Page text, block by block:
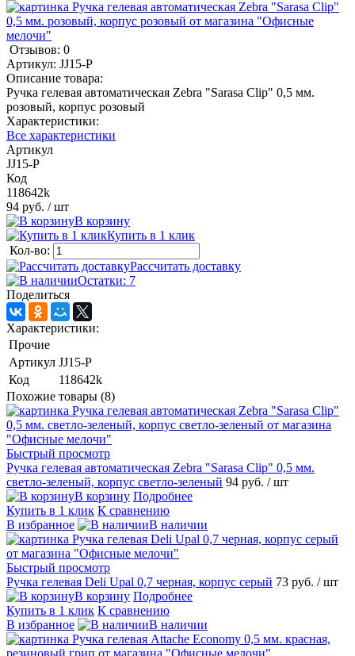
Отзывов: 0
Артикул: JJ15-P
Описание товара:
Ручка гелевая автоматическая Zebra "Sarasa Clip" 0,5 мм.
розовый, корпус розовый
Характеристики:
Все характеристики
Артикул
JJ15-P
Код
118642k
94 руб. / шт
В корзину
Купить в 1 клик
Кол-во:
Рассчитать доставку
Остатки: 7
Поделиться
Характеристики:
Прочие
Артикул JJ15-P
Код
118642k
Похожие товары (8)
Быстрый просмотр
Ручка гелевая автоматическая Zebra "Sarasa Clip" 0,5 мм.
светло-зеленый, корпус светло-зеленый 94 руб. / шт
В корзину Подробнее
Купить в 1 клик К сравнению
В избранное
В наличии
Быстрый просмотр
Ручка гелевая Deli Upal 0,7 черная, корпус серый 73 руб. / шт
В корзину Подробнее
Купить в 1 клик К сравнению
В избранное
В наличии